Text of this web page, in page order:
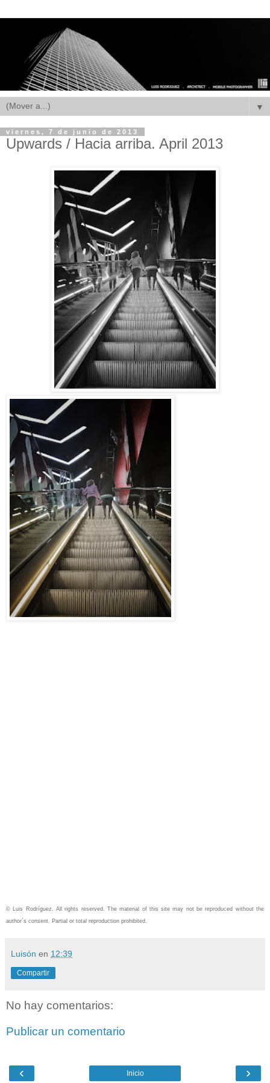
▼
viernes, 7 de junio de 2013
Upwards / Hacia arriba. April 2013
© Luis Rodríguez. All rights reserved. The material of this site may not be reproduced without the
author´s consent. Partial or total reproduction prohibited.
Luisón en 12:39
Compartir
No hay comentarios:
Publicar un comentario
‹ ›
Inicio